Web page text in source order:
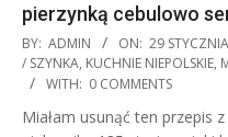
pierzynką cebulowo
2021-
01-
29
BY: ADMIN ON: 29
/ SZYNKA, KUCHNIE NIEPOLSKIE,
WITH: 0 COMMENTS
Miałam usunąć ten przepis